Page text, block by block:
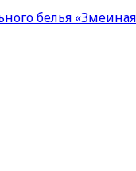
белья